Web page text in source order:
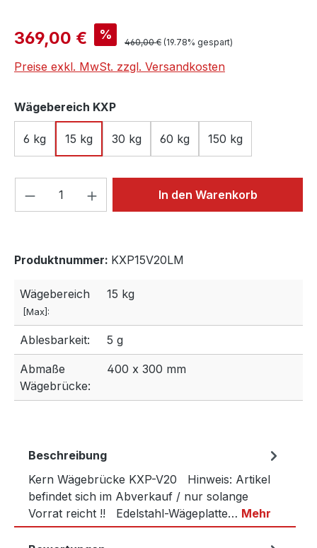
Verkaufspreis:
369,00 € % Regulärer Preis:
460,00 € (19.78% gespart)
Preise exkl. MwSt. zzgl. Versandkosten
Wägebereich KXPauswählen
6 kg 15 kg 30 kg 60 kg 150 kg
Produkt Anzahl: Gib denIn den Warenkorb
Produktnummer: KXP15V20LM
Wägebereich
[Max]:
15 kg
Ablesbarkeit: 5 g
Abmaße
Wägebrücke:
400 x 300 mm
Beschreibung
Kern Wägebrücke KXP-V20 Hinweis: Artikel
befindet sich im Abverkauf / nur solange
Vorrat reicht !! Edelstahl-Wägeplatte… Mehr